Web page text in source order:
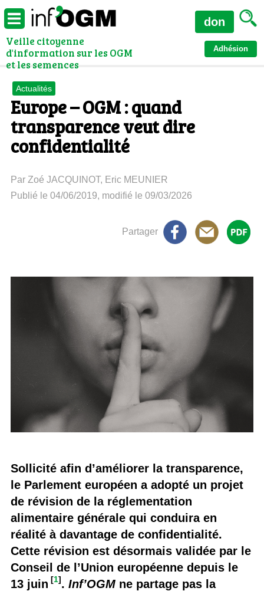
Veille citoyenne
d'information sur les OGM
et les semences
Adhésion
don
Actualités
Europe – OGM : quand
transparence veut dire
confidentialité
Par Zoé JACQUINOT, Eric MEUNIER
Publié le 04/06/2019, modifié le 09/03/2026
Partager
Sollicité afin d’améliorer la transparence,
le Parlement européen a adopté un projet
de révision de la réglementation
alimentaire générale qui conduira en
réalité à davantage de confidentialité.
Cette révision est désormais validée par le
Conseil de l’Union européenne depuis le
13 juin [1]. Inf’OGMne partage pas la